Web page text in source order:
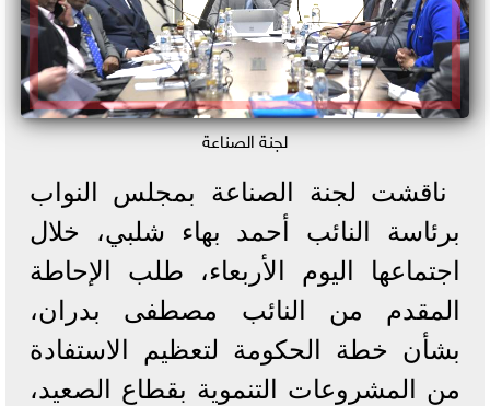
لجنة الصناعة
ناقشت لجنة الصناعة بمجلس النواب
برئاسة النائب أحمد بهاء شلبي، خلال
اجتماعها اليوم الأربعاء، طلب الإحاطة
المقدم من النائب مصطفى بدران،
بشأن خطة الحكومة لتعظيم الاستفادة
من المشروعات التنموية بقطاع الصعيد،